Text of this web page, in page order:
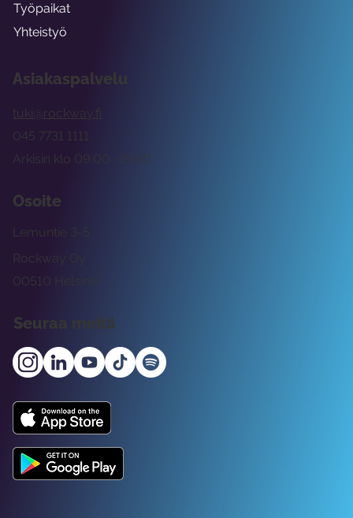
Asiakaspalvelu
tuki@rockway.fi
Arkisin klo 09:00 -15:00
045 7731 1111
Osoite
Rockway Oy
Lemuntie 3-5
00510 Helsinki
Seuraa meitä
Työpaikat
Yhteistyö